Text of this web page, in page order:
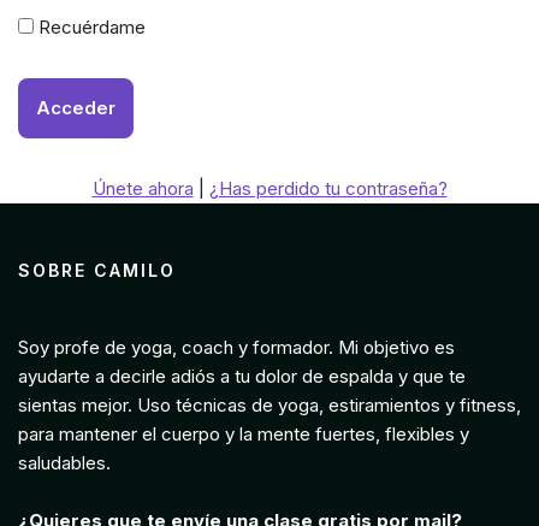
Recuérdame
Únete ahora ¿Has perdido tu contraseña?
SOBRE CAMILO
Soy profe de yoga, coach y formador. Mi objetivo es
ayudarte a decirle adiós a tu dolor de espalda y que te
sientas mejor. Uso técnicas de yoga, estiramientos y fitness,
para mantener el cuerpo y la mente fuertes, flexibles y
saludables.
¿Quieres que te envíe una clase gratis por mail?